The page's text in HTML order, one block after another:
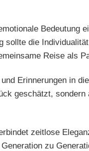
Bedeutung
sollte die
Reise als
Erinnerungen in
geschätzt,
zeitlose
zu